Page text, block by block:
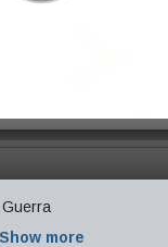
Show more